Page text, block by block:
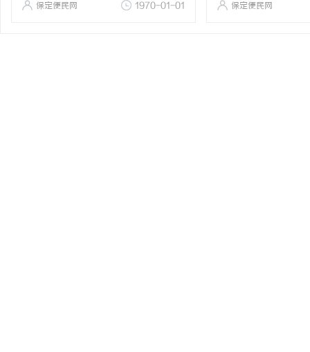
保定便民网 1970-01-01 保定便民网